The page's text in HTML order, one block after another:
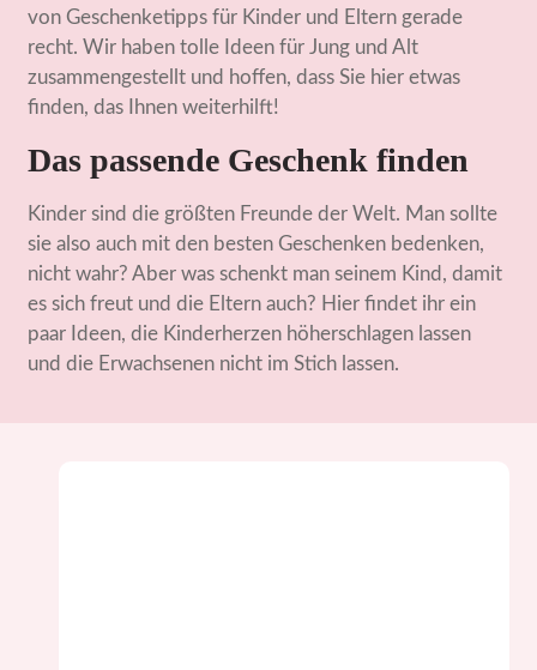
von Geschenketipps für Kinder und Eltern gerade
recht. Wir haben tolle Ideen für Jung und Alt
zusammengestellt und hoffen, dass Sie hier etwas
finden, das Ihnen weiterhilft!
Das passende Geschenk finden
Kinder sind die größten Freunde der Welt. Man sollte
sie also auch mit den besten Geschenken bedenken,
nicht wahr? Aber was schenkt man seinem Kind, damit
es sich freut und die Eltern auch? Hier findet ihr ein
paar Ideen, die Kinderherzen höherschlagen lassen
und die Erwachsenen nicht im Stich lassen.